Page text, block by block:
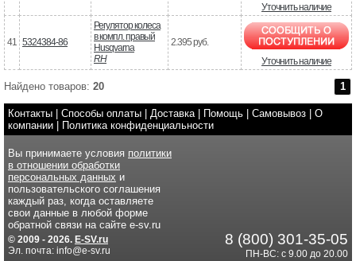
Уточнить наличие
41 5324384-86
Регулятор колеса
в компл. правый
Husqvarna
RH
2.395 руб.
Уточнить наличие
Найдено товаров: 20 1
Контакты Способы оплаты Доставка| Помощь Самовывоз
О
компании
Политика конфиденциальности
Вы принимаете условия политики
в отношении обработки
персональных данных и
пользовательского соглашения
каждый раз, когда оставляете
свои данные в любой форме
обратной связи на сайте e-sv.ru
© 2009 - 2026. E-SV.ru
Эл. почта: info@e-sv.ru
8 (800) 301-35-05
ПН-ВС: с 9.00 до 20.00